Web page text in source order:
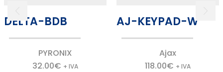
DELTA-BDB
PYRONIX
32.00€ + IVA
AJ-KEYPAD-W
Ajax
118.00€ + IVA